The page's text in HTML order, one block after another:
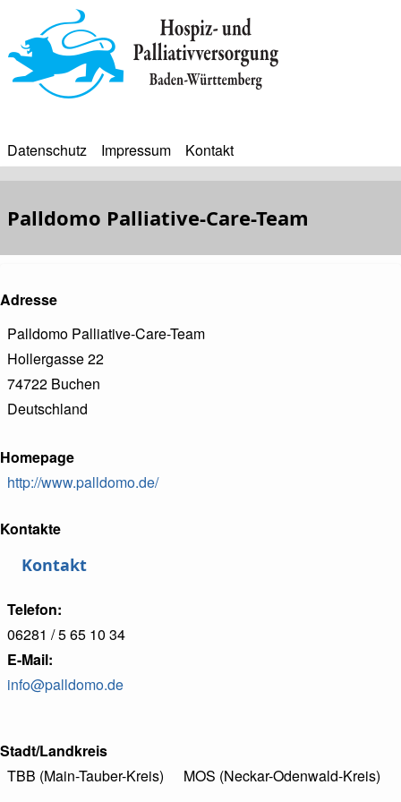
zum
Inhalt
BIP
Datenschutz Impressum Kontakt
Palldomo Palliative-Care-Team
Adresse
Palldomo Palliative-Care-Team
Hollergasse 22
74722 Buchen
Deutschland
Homepage
http://www.palldomo.de/
Kontakte
Kontakt
Telefon
06281 / 5 65 10 34
E-Mail
info@palldomo.de
Stadt/Landkreis
TBB (Main-Tauber-Kreis)
MOS (Neckar-Odenwald-Kreis)